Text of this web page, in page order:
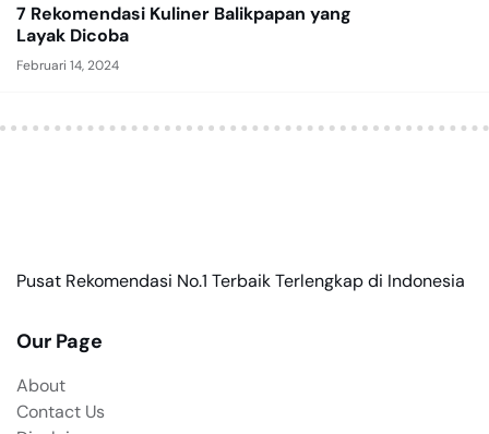
7 Rekomendasi Kuliner Balikpapan yang
Layak Dicoba
Februari 14, 2024
Pusat Rekomendasi No.1 Terbaik Terlengkap di Indonesia
Our Page
About
Contact Us